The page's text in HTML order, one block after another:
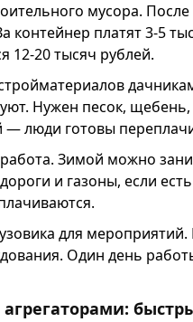
мусора.
контейнер платят 3-5
12-20 тысяч рублей.
Нужен песок, щебень,
— люди готовы
Зимой можно
и газоны, если
для
Один день
агрегаторами: